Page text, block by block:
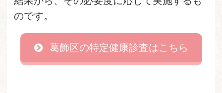
のです。
葛飾区の特定健康診査はこちら